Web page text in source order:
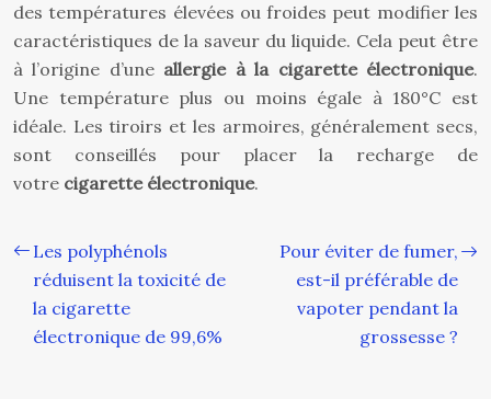
des températures élevées ou froides peut modifier les
caractéristiques de la saveur du liquide. Cela peut être
à l’origine d’une allergie à la cigarette électronique.
Une température plus ou moins égale à 180°C est
idéale. Les tiroirs et les armoires, généralement secs,
sont conseillés pour placer la recharge de
votre cigarette électronique.
Les polyphénols
réduisent la toxicité de
la cigarette
électronique de 99,6%
Pour éviter de fumer,
est-il préférable de
vapoter pendant la
grossesse ?